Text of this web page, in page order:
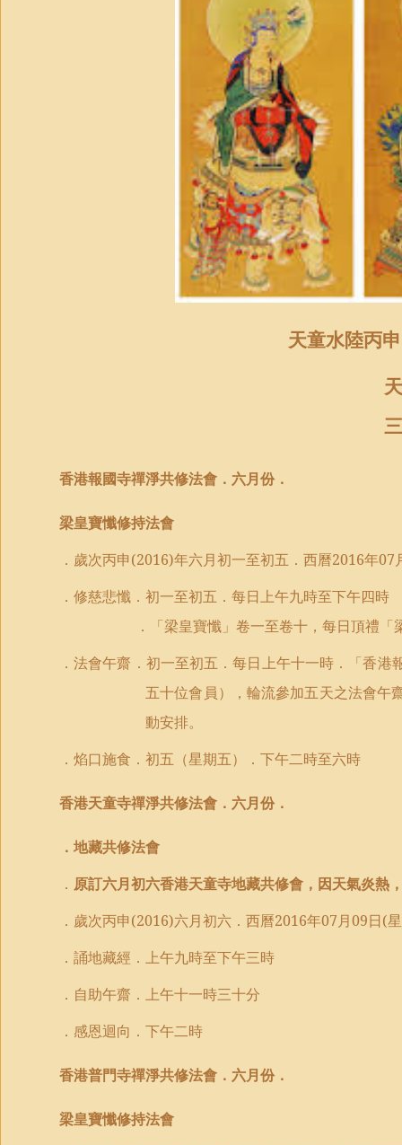
天童水陸丙申
香港報國寺禪淨共修法會． 六月份．
梁皇寶懺修持法會
．歲次丙申(2016)年六月初一至初五．西曆2016年07
．修慈悲懺．初一至初五．每日上午九時至下午四時
．「梁皇寶懺」卷一至卷十，每日頂禮
．法會午齋．初一至初五．每日上午十一時．「香港
五十位會員），輪流參加五天之法會午
動安排。
．焰口施食 ．初五（星期五） ．下午二時至六時
香港天童寺禪淨共修法會． 六月份．
．地藏共修法會
． 原訂六月初六香港天童寺地藏共修會， 因天氣炎熱
．歲次丙申(2016)六月初六 ．西曆2016年07月09日(
．誦地藏經．上午九時至下午三時
． 自助午齋．上午十一時三十分
． 感恩迴向 ．下午二時
香港普門寺禪淨共修法會． 六月份．
梁皇寶懺修持法會